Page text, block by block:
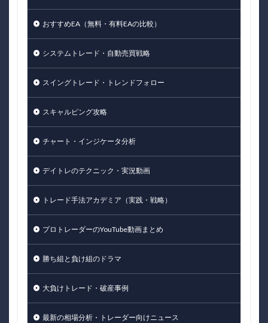
おすすめEA（無料・有料EAの比較）
システムトレード・自動売買戦略
スイングトレード・トレンドフォロー
スキャルピング攻略
チャート・インジケータ分析
デイトレのテクニック・実況動画
トレード手法アカデミア（実践・戦略）
プロトレーダーのYouTube動画まとめ
勝ち組と負け組のドラマ
大負けトレード・破産事例
最新の相場分析・トレーダー向けニュース